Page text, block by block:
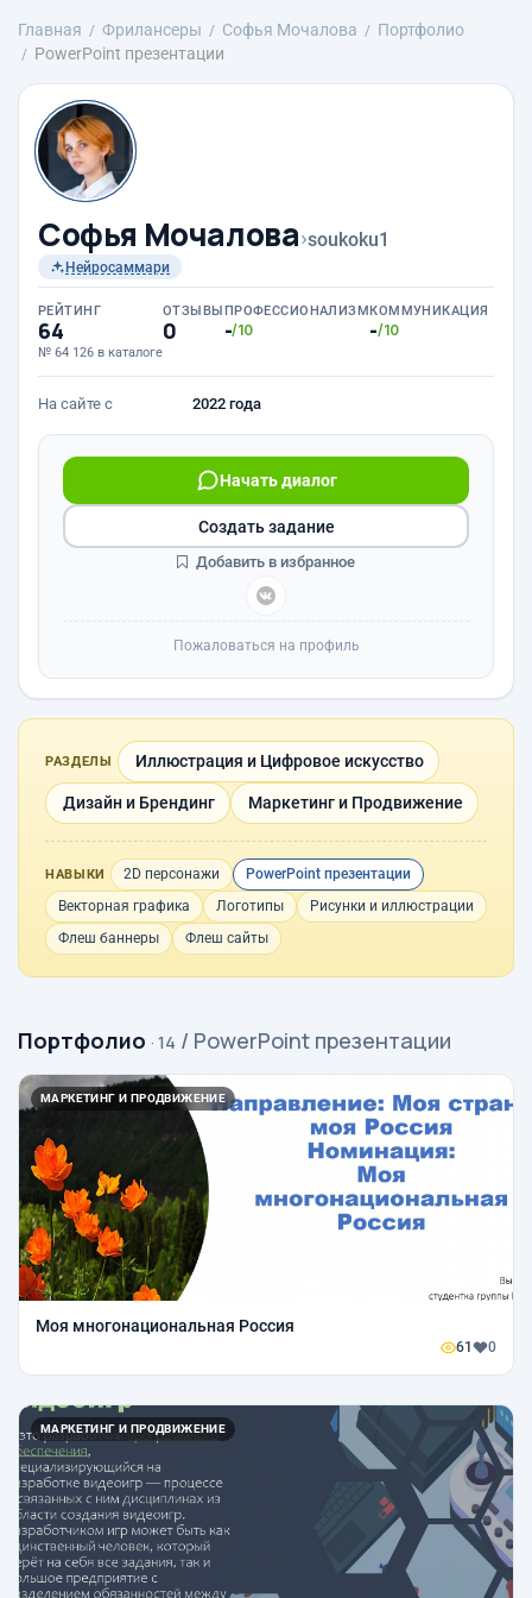
Главная Фрилансеры Софья Мочалова
Портфолио
PowerPoint презентации
Софья Мочалова›soukoku1
Нейросаммари
РЕЙТИНГ
64
№ 64 126 в каталоге
ОТЗЫВЫ
0
ПРОФЕССИОНАЛИЗМ
-/10
КОММУНИКАЦИЯ
-/10
На сайте с 2022 года
Начать диалог
Создать задание
Добавить в избранное
Пожаловаться на профиль
РАЗДЕЛЫ Иллюстрация и Цифровое искусство
Дизайн и Брендинг Маркетинг и Продвижение
НАВЫКИ 2D персонажи
PowerPoint презентации
Векторная графика
Логотипы
Рисунки и иллюстрации
Флеш баннеры
Флеш сайты
Портфолио · 14 / PowerPoint презентации
МАРКЕТИНГ И ПРОДВИЖЕНИЕ
Моя многонациональная Россия
61 0
МАРКЕТИНГ И ПРОДВИЖЕНИЕ